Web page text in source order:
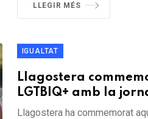
LLEGIR MÉS
IGUALTAT
Llagostera
LGTBIQ+ amb la
Llagostera ha commemorat